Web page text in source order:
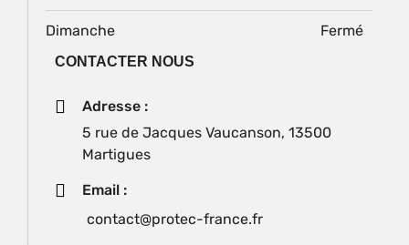
Dimanche Fermé
CONTACTER NOUS
Adresse :
5 rue de Jacques Vaucanson, 13500
Martigues
Email :
contact@protec-france.fr